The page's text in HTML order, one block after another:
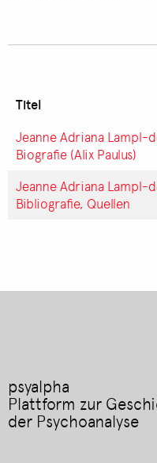
Titel
Jeanne Adriana Lampl-
Biografie (Alix Paulus)
Jeanne Adriana Lampl-
Bibliografie, Quellen
psyalpha
Plattform zur
der Psychoanalyse